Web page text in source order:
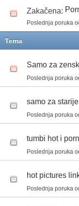
Zakačena:
Poslednja poruka
Tema
Samo za
Poslednja poruka
samo za
Poslednja poruka
tumbi hot i
Poslednja poruka
hot pictures
Poslednja poruka